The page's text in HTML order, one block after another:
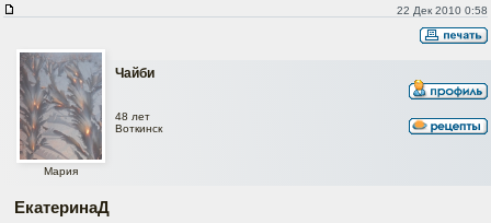
22 Дек 2010 0:58
Чайби
Мария
48 лет
Воткинск
ЕкатеринаД